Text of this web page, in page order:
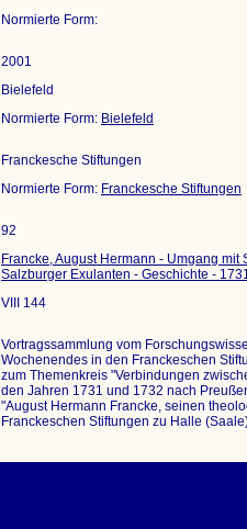
Normierte Form:
2001
Bielefeld
Normierte Form: Bielefeld
Franckesche Stiftungen
Normierte Form: Franckesche Stiftungen
92
Francke, August Hermann - Umgang
Salzburger Exulanten - Geschichte -
VIII 144
Vortragssammlung vom
Wochenendes in den Franckeschen
zum Themenkreis "Verbindungen
den Jahren 1731 und 1732 nach
"August Hermann Francke, seinen
Franckeschen Stiftungen zu Halle